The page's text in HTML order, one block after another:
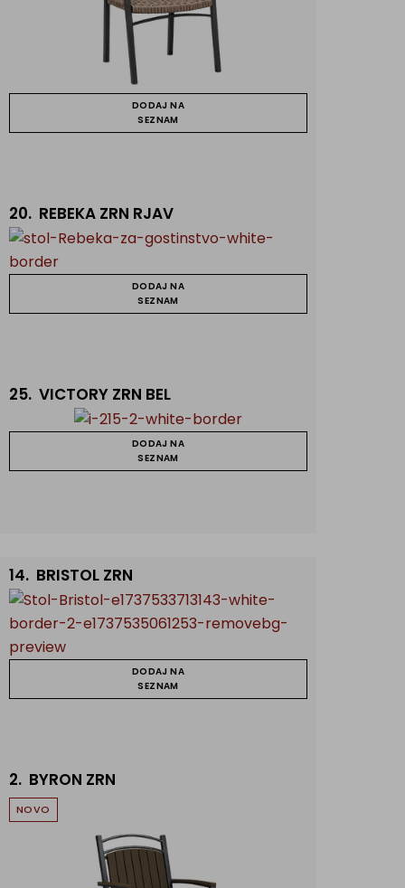
DODAJ NA
SEZNAM
20. REBEKA ZRN RJAV
DODAJ NA
SEZNAM
25. VICTORY ZRN BEL
DODAJ NA
SEZNAM
14. BRISTOL ZRN
DODAJ NA
SEZNAM
2. BYRON ZRN
NOVO